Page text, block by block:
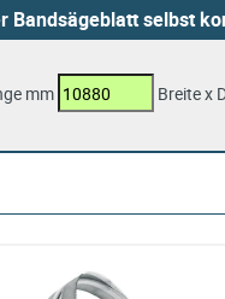
Bandsägeblatt selbst
mm Breite x